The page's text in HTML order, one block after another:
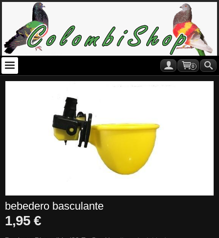
0
bebedero basculante
1,95 €